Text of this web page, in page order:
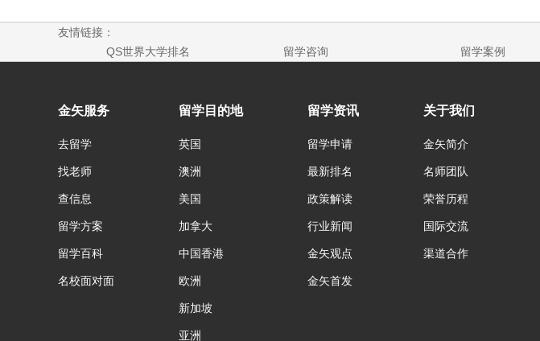
友情链接：
QS世界大学排名
留学咨询 留学案例
金矢服务
去留学
找老师
查信息
留学方案
留学百科
名校面对面
留学目的地
英国
澳洲
美国
加拿大
中国香港
欧洲
新加坡
亚洲
留学资讯
留学申请
最新排名
政策解读
行业新闻
金矢观点
金矢首发
关于我们
金矢简介
名师团队
荣誉历程
国际交流
渠道合作